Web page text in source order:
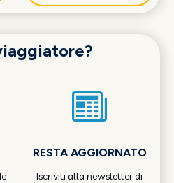
RESTA AGGIORNATO
Iscriviti alla newsletter di